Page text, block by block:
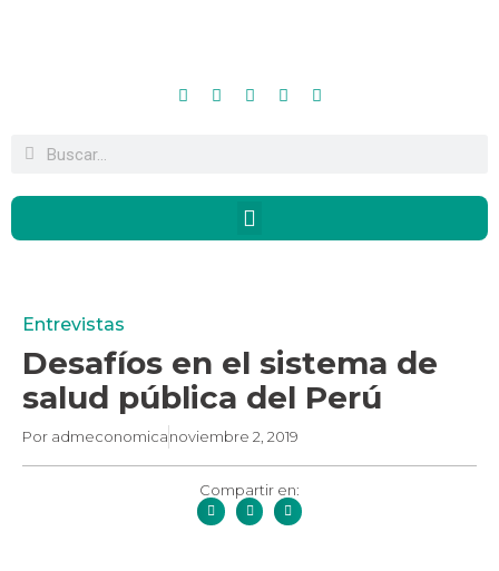
Entrevistas
Desafíos en el sistema de
salud pública del Perú
Por admeconomicanoviembre 2, 2019
Compartir en: